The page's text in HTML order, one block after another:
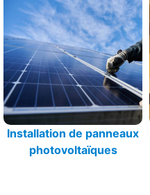
Installation de panneaux
photovoltaïques